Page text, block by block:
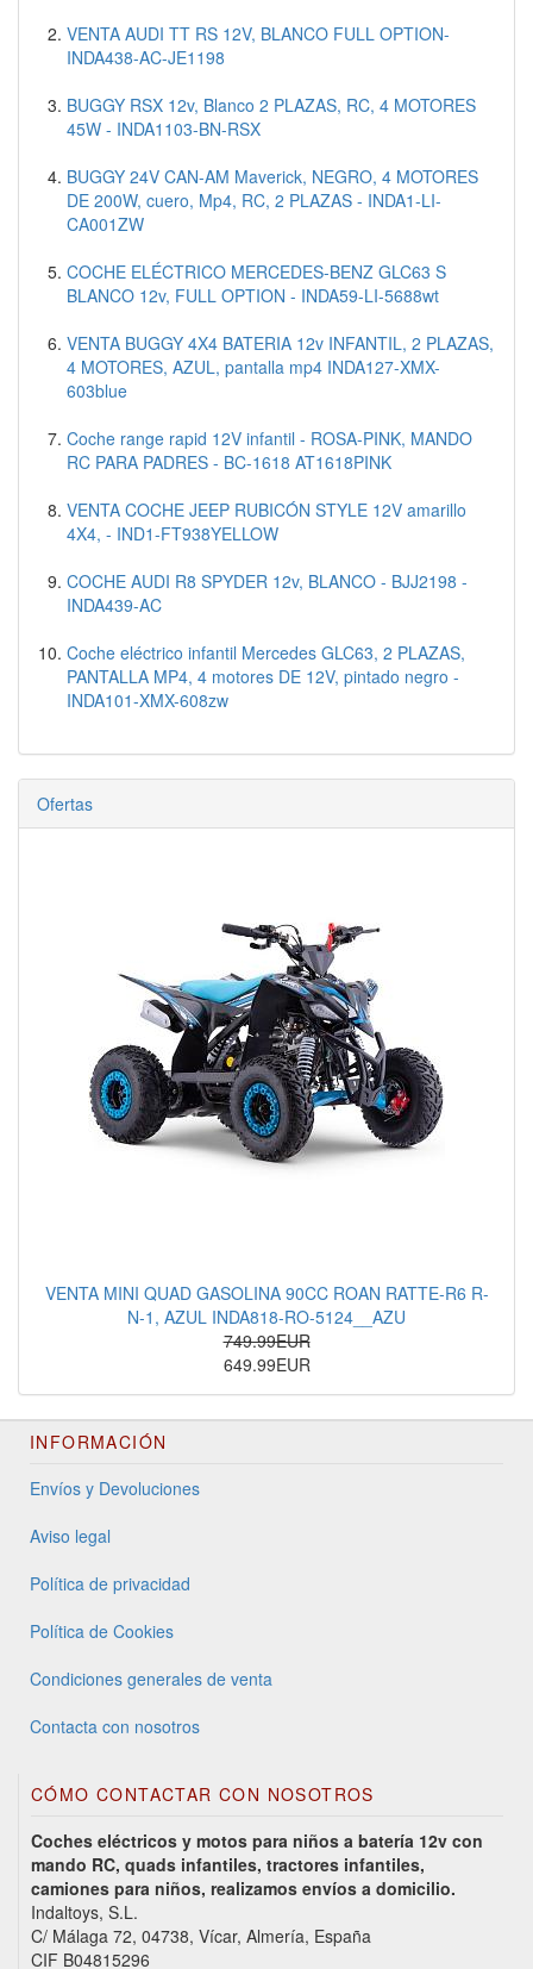
VENTA AUDI TT RS 12V, BLANCO FULL OPTION-
INDA438-AC-JE1198
BUGGY RSX 12v, Blanco 2 PLAZAS, RC, 4 MOTORES
45W - INDA1103-BN-RSX
BUGGY 24V CAN-AM Maverick, NEGRO, 4 MOTORES
DE 200W, cuero, Mp4, RC, 2 PLAZAS - INDA1-LI-
CA001ZW
COCHE ELÉCTRICO MERCEDES-BENZ GLC63 S
BLANCO 12v, FULL OPTION - INDA59-LI-5688wt
VENTA BUGGY 4X4 BATERIA 12v INFANTIL, 2 PLAZAS,
4 MOTORES, AZUL, pantalla mp4 INDA127-XMX-
603blue
Coche range rapid 12V infantil - ROSA-PINK, MANDO
RC PARA PADRES - BC-1618 AT1618PINK
VENTA COCHE JEEP RUBICÓN STYLE 12V amarillo
4X4, - IND1-FT938YELLOW
COCHE AUDI R8 SPYDER 12v, BLANCO - BJJ2198 -
INDA439-AC
Coche eléctrico infantil Mercedes GLC63, 2 PLAZAS,
PANTALLA MP4, 4 motores DE 12V, pintado negro -
INDA101-XMX-608zw
Ofertas
VENTA MINI QUAD GASOLINA 90CC ROAN RATTE-R6 R-
N-1, AZUL INDA818-RO-5124__AZU
749.99EUR
649.99EUR
INFORMACIÓN
Envíos y Devoluciones
Aviso legal
Política de privacidad
Política de Cookies
Condiciones generales de venta
Contacta con nosotros
CÓMO CONTACTAR CON NOSOTROS
Coches eléctricos y motos para niños a batería 12v con
mando RC, quads infantiles, tractores infantiles,
camiones para niños, realizamos envíos a domicilio.
Indaltoys, S.L.
C/ Málaga 72, 04738, Vícar, Almería, España
CIF B04815296